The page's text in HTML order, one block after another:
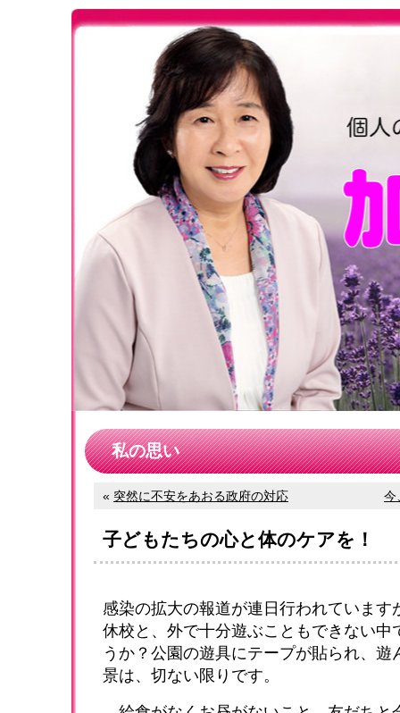
私の思い
« 突然に不安をあおる政府の対応 今
子どもたちの心と体のケアを！
感染の拡大の報道が連日行われています
休校と、外で十分遊ぶこともできない中
うか？公園の遊具にテープが貼られ、
景は、切ない限りです。